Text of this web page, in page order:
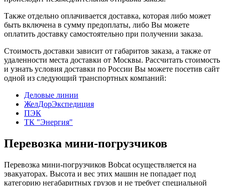
Также отдельно оплачивается доставка, которая либо может
быть включена в сумму предоплаты, либо Вы можете
оплатить доставку самостоятельно при получении заказа.
Стоимость доставки зависит от габаритов заказа, а также от
удаленности места доставки от Москвы. Рассчитать стоимость
и узнать условия доставки по России Вы можете посетив сайт
одной из следующий транспортных компаний:
Деловые линии
ЖелДорЭкспедиция
ПЭК
ТК "Энергия"
Перевозка мини-погрузчиков
Перевозка мини-погрузчиков Bobcat осуществляется на
эвакуаторах. Высота и вес этих машин не попадает под
категорию негабаритных грузов и не требует специальной